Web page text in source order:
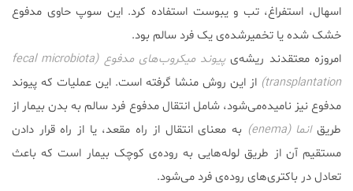
اسهال، استفراغ، تب و یبوست استفاده کرد. این سوپ حاوی مدفوع
خشک شده یا تخمیرشده‌ی یک فرد سالم بود.
امروزه معتقدند ریشه‌ی
پیوند میکروب‌‌های مدفوع (fecal microbiota
transplantation) از این روش منشا گرفته است. این عملیات که پیوند
مدفوع نیز نامیده‌می‌شود، شامل انتقال مدفوع فرد سالم به بدن بیمار از
طریق انما (enema)
به معنای انتقال از راه مقعد، یا از راه قرار دادن
مستقیم آن از طریق لوله‌هایی به روده‌ی کوچک بیمار است که باعث
تعادل در باکتری‌های روده‌ی فرد می‌شود.